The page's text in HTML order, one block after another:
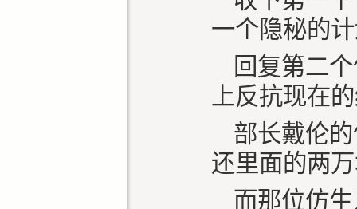
一个隐秘的
回复第二
上反抗现在
部长戴伦
还里面的两
而那位仿